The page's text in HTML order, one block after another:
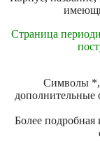
Страница
Символы *,
дополнительные
Более